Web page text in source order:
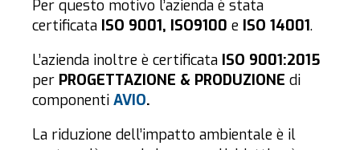
Per questo motivo l’azienda è stata
certificata ISO 9001, ISO9100 e ISO 14001.
L’azienda inoltre è certificata ISO 9001:2015
per PROGETTAZIONE & PRODUZIONE di
componenti AVIO.
La riduzione dell’impatto ambientale è il